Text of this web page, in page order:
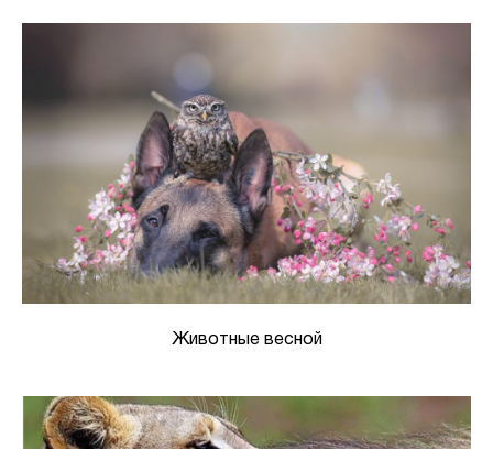
Животные весной